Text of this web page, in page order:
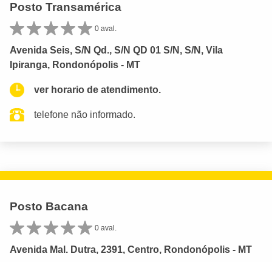
Posto Transamérica
0 aval.
Avenida Seis, S/N Qd., S/N QD 01 S/N, S/N, Vila
Ipiranga, Rondonópolis - MT
ver horario de atendimento.
telefone não informado.
Posto Bacana
0 aval.
Avenida Mal. Dutra, 2391, Centro, Rondonópolis - MT